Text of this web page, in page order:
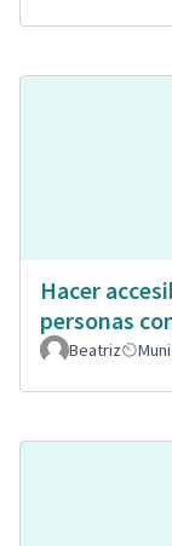
Hacer
personas
Beatriz